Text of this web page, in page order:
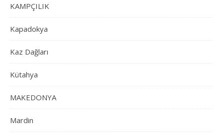
KAMPÇILIK
Kapadokya
Kaz Dağları
Kütahya
MAKEDONYA
Mardin